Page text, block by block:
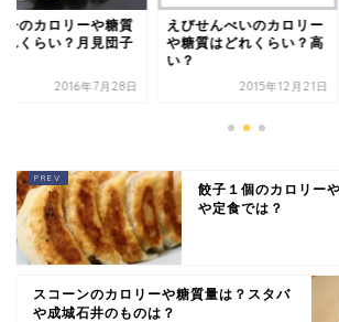
子のカロリーや糖質
れくらい？月見団子
2016年7月28日
えびせんべいのカロリー
や糖質はどれくらい？高
い？
2015年12月21日
餃子１個のカロリー
や定食では？
スコーンのカロリーや糖質量は？スタバ
や成城石井のものは？